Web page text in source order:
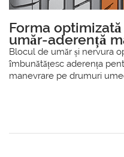
Forma
umăr-aderență
Blocul de umăr și nervura
îmbunătățesc aderența
manevrare pe drumuri